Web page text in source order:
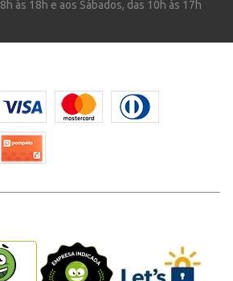
às 18h e aos Sábados, das 10h às 17h